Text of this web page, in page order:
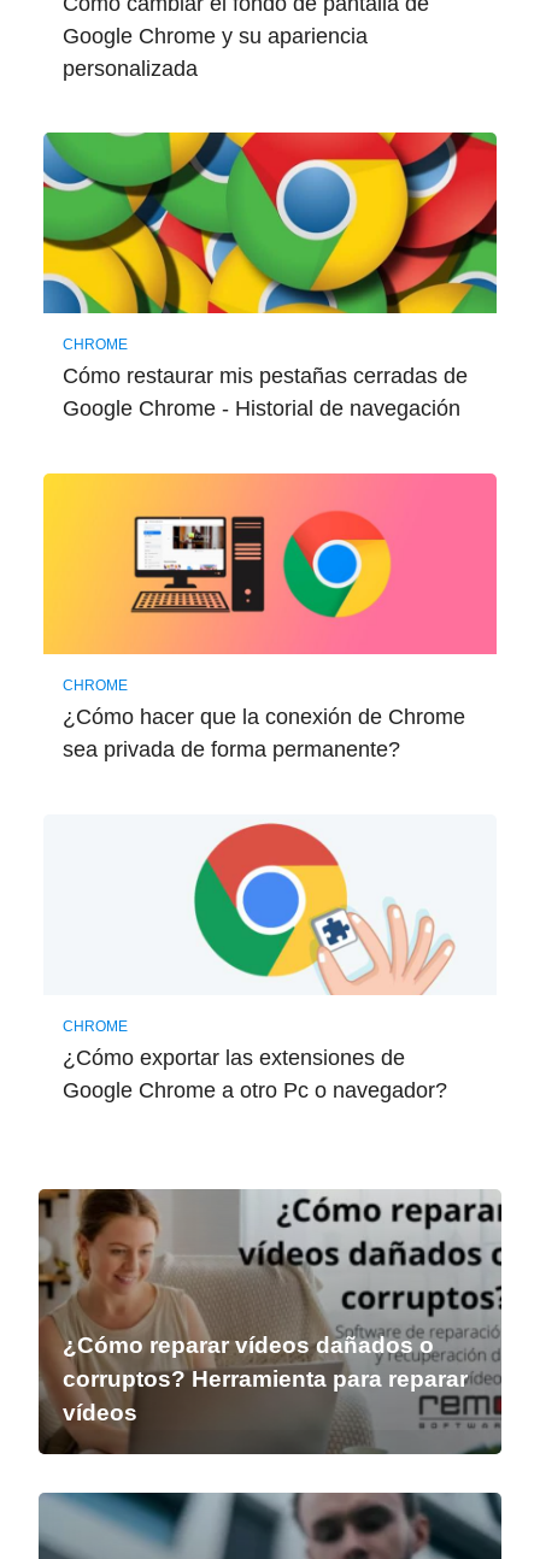
Google Chrome y su apariencia
personalizada
CHROME
Cómo restaurar mis pestañas cerradas de
Google Chrome - Historial de navegación
CHROME
¿Cómo hacer que la conexión de Chrome
sea privada de forma permanente?
CHROME
¿Cómo exportar las extensiones de
Google Chrome a otro Pc o navegador?
¿Cómo reparar vídeos dañados o
corruptos? Herramienta para reparar
vídeos